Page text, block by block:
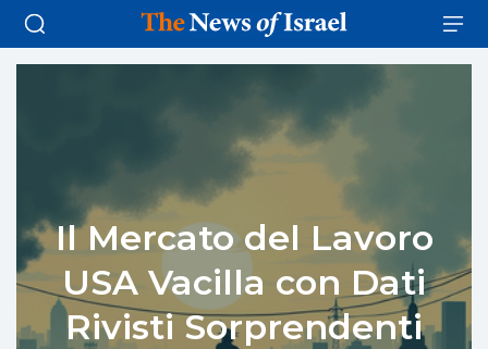
Il Mercato del Lavoro
USA Vacilla con Dati
Rivisti Sorprendenti